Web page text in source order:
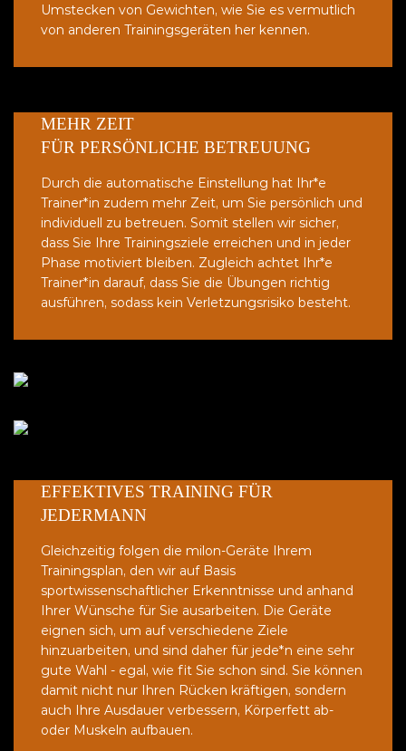
Umstecken von Gewichten, wie Sie es vermutlich
von anderen Trainingsgeräten her kennen.
MEHR ZEIT
FÜR PERSÖNLICHE BETREUUNG
Durch die automatische Einstellung hat Ihr*e
Trainer*in zudem mehr Zeit, um Sie persönlich und
individuell zu betreuen. Somit stellen wir sicher,
dass Sie Ihre Trainingsziele erreichen und in jeder
Phase motiviert bleiben. Zugleich achtet Ihr*e
Trainer*in darauf, dass Sie die Übungen richtig
ausführen, sodass kein Verletzungsrisiko besteht.
EFFEKTIVES TRAINING FÜR
JEDERMANN
Gleichzeitig folgen die milon-Geräte Ihrem
Trainingsplan, den wir auf Basis
sportwissenschaftlicher Erkenntnisse und anhand
Ihrer Wünsche für Sie ausarbeiten. Die Geräte
eignen sich, um auf verschiedene Ziele
hinzuarbeiten, und sind daher für jede*n eine sehr
gute Wahl - egal, wie fit Sie schon sind. Sie können
damit nicht nur Ihren Rücken kräftigen, sondern
auch Ihre Ausdauer verbessern, Körperfett ab-
oder Muskeln aufbauen.